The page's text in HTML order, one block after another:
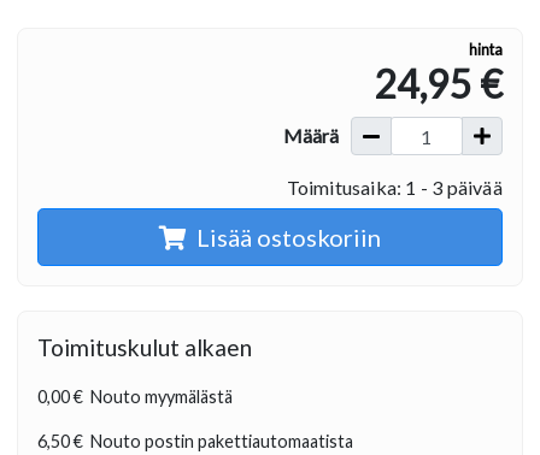
hinta
24,95 €
Määrä
Toimitusaika: 1 - 3 päivää
Lisää ostoskoriin
Toimituskulut alkaen
0,00 € Nouto myymälästä
6,50 € Nouto postin pakettiautomaatista